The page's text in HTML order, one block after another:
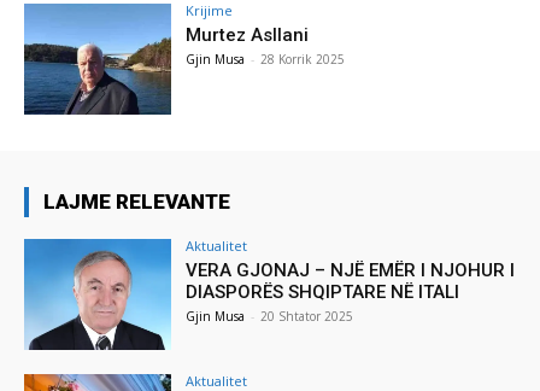
Krijime
Murtez Asllani
Gjin Musa - 28 Korrik 2025
LAJME RELEVANTE
Aktualitet
VERA GJONAJ – NJË EMËR I NJOHUR I
DIASPORËS SHQIPTARE NË ITALI
Gjin Musa - 20 Shtator 2025
Aktualitet